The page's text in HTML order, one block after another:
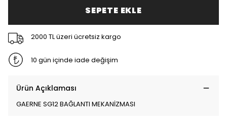
SEPETE EKLE
2000 TL üzeri ücretsiz kargo
10 gün içinde iade değişim
Ürün Açıklaması
GAERNE SG12 BAĞLANTI MEKANİZMASI